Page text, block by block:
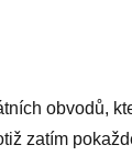
obvodů,
zatím